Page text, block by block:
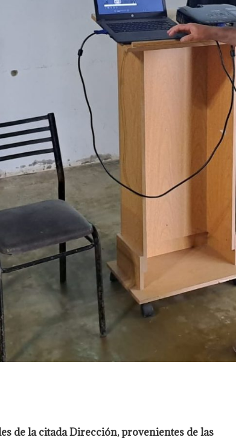
de la citada Dirección, provenientes de las